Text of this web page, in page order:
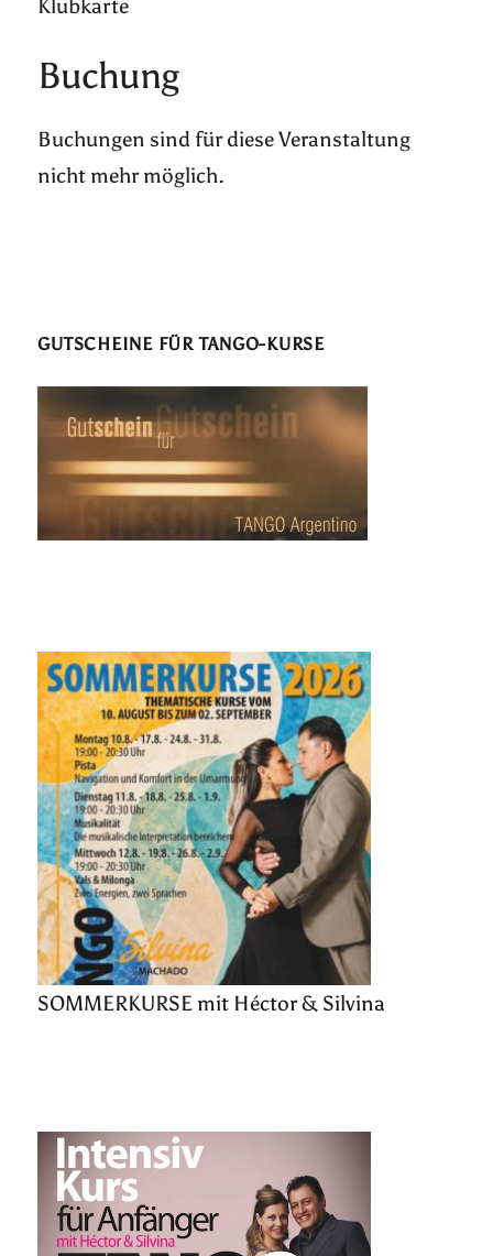
Klubkarte
Buchung
Buchungen sind für diese Veranstaltung
nicht mehr möglich.
GUTSCHEINE FÜR TANGO-KURSE
SOMMERKURSE mit Héctor & Silvina